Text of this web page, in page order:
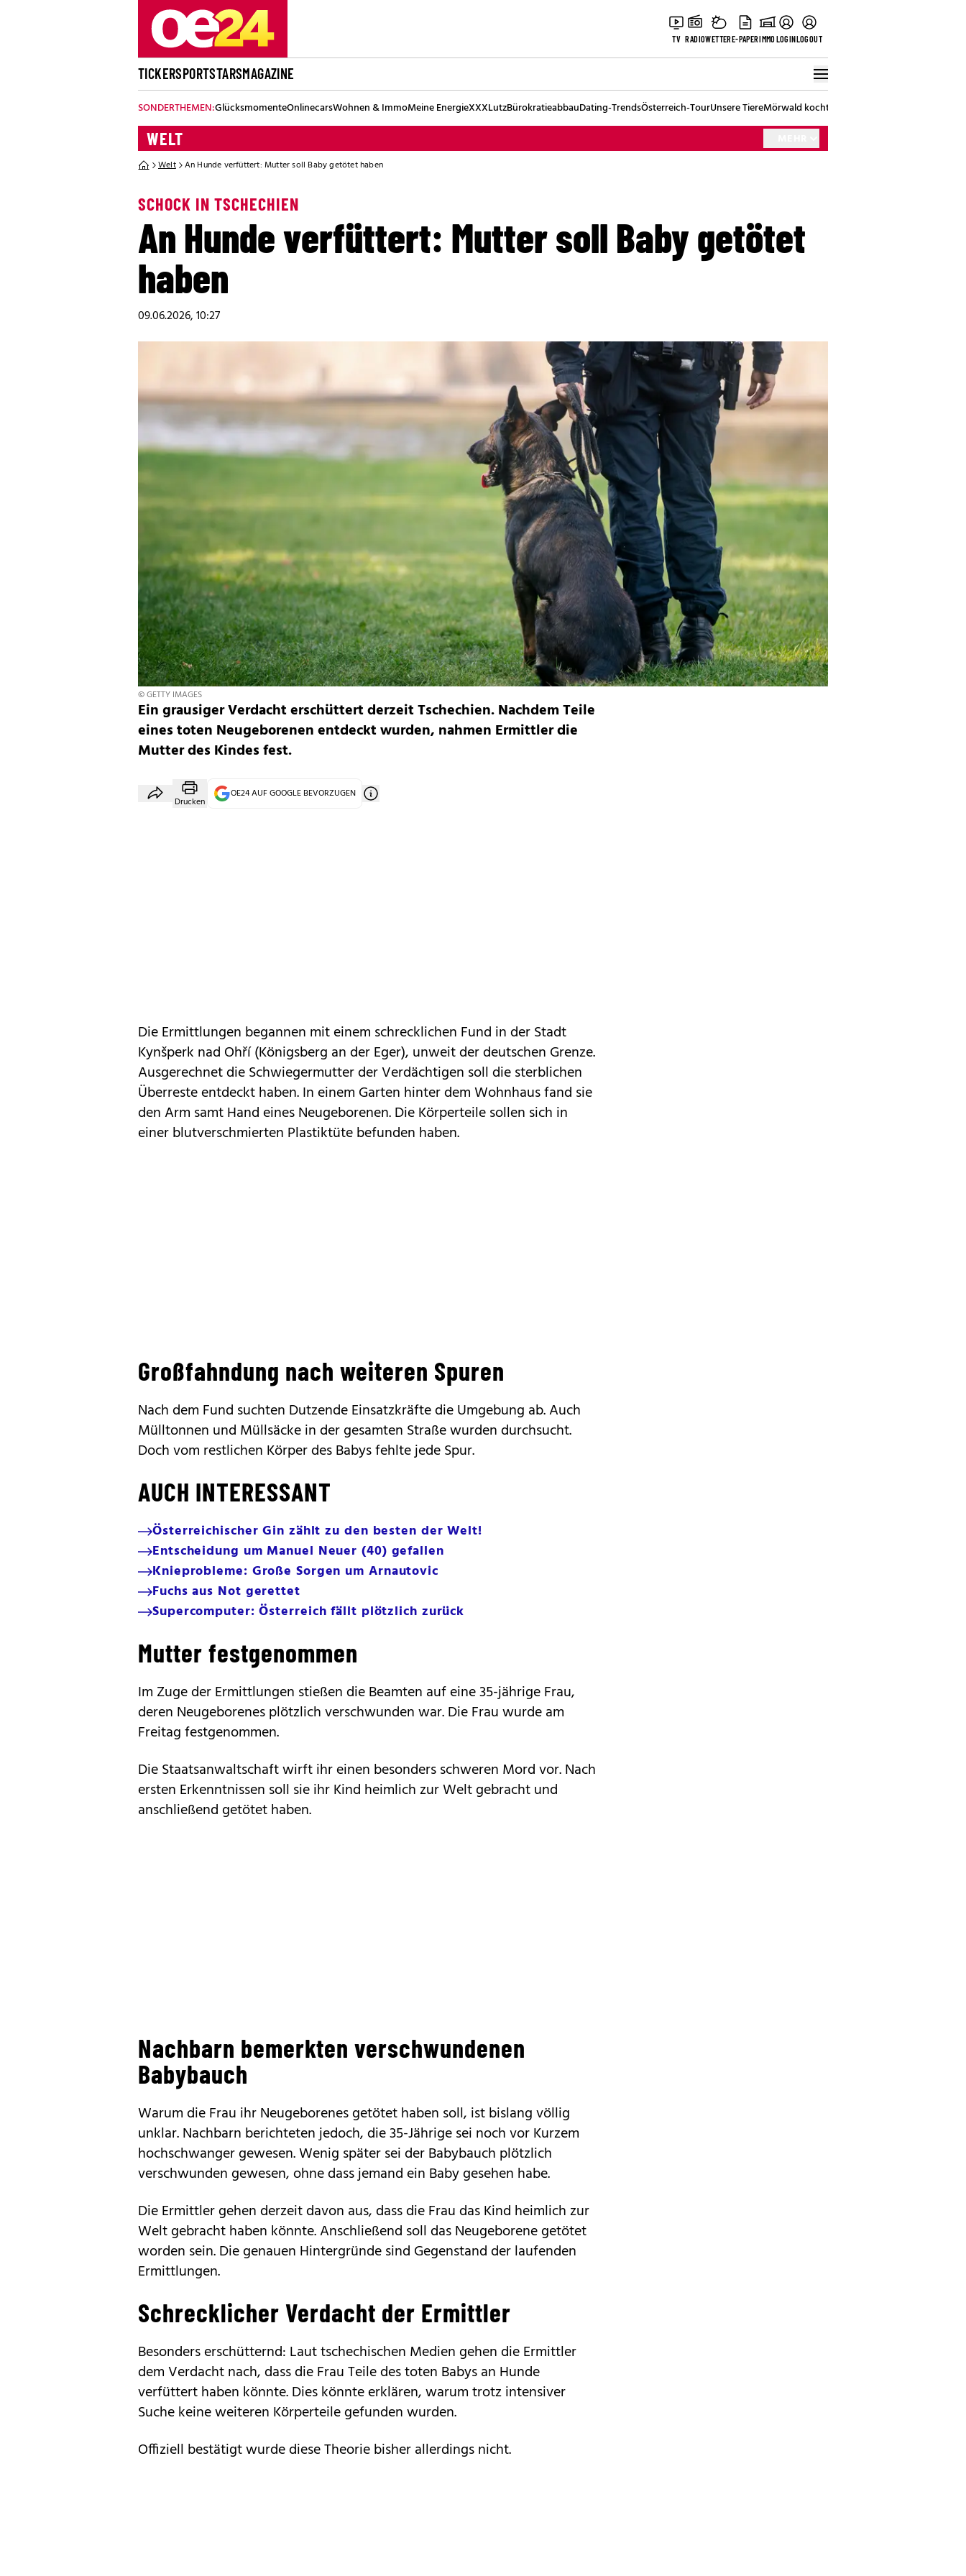
TV RADIOWETTERE-PAPERIMMOLOGINLOGOUT
TICKERSPORTSTARSMAGAZINE
SONDERTHEMEN:GlücksmomenteOnlinecarsWohnen & ImmoMeine EnergieXXXLutzBürokratieabbauDating-TrendsÖsterreich-TourUnsere TiereMörwald kocht
WELT
Welt An Hunde verfüttert: Mutter soll Baby getötet haben
SCHOCK IN TSCHECHIEN
An Hunde verfüttert: Mutter soll Baby getötet
haben
09.06.2026, 10:27
© GETTY IMAGES
Ein grausiger Verdacht erschüttert derzeit Tschechien. Nachdem Teile
eines toten Neugeborenen entdeckt wurden, nahmen Ermittler die
Mutter des Kindes fest.
Drucken
OE24 AUF GOOGLE BEVORZUGEN
Die Ermittlungen begannen mit einem schrecklichen Fund in der Stadt
Kynšperk nad Ohří (Königsberg an der Eger), unweit der deutschen Grenze.
Ausgerechnet die Schwiegermutter der Verdächtigen soll die sterblichen
Überreste entdeckt haben. In einem Garten hinter dem Wohnhaus fand sie
den Arm samt Hand eines Neugeborenen. Die Körperteile sollen sich in
einer blutverschmierten Plastiktüte befunden haben.
Großfahndung nach weiteren Spuren
Nach dem Fund suchten Dutzende Einsatzkräfte die Umgebung ab. Auch
Mülltonnen und Müllsäcke in der gesamten Straße wurden durchsucht.
Doch vom restlichen Körper des Babys fehlte jede Spur.
AUCH INTERESSANT
Österreichischer Gin zählt zu den besten der Welt!
Entscheidung um Manuel Neuer (40) gefallen
Knieprobleme: Große Sorgen um Arnautovic
Fuchs aus Not gerettet
Supercomputer: Österreich fällt plötzlich zurück
Mutter festgenommen
Im Zuge der Ermittlungen stießen die Beamten auf eine 35-jährige Frau,
deren Neugeborenes plötzlich verschwunden war. Die Frau wurde am
Freitag festgenommen.
Die Staatsanwaltschaft wirft ihr einen besonders schweren Mord vor. Nach
ersten Erkenntnissen soll sie ihr Kind heimlich zur Welt gebracht und
anschließend getötet haben.
Nachbarn bemerkten verschwundenen
Babybauch
Warum die Frau ihr Neugeborenes getötet haben soll, ist bislang völlig
unklar. Nachbarn berichteten jedoch, die 35-Jährige sei noch vor Kurzem
hochschwanger gewesen. Wenig später sei der Babybauch plötzlich
verschwunden gewesen, ohne dass jemand ein Baby gesehen habe.
Die Ermittler gehen derzeit davon aus, dass die Frau das Kind heimlich zur
Welt gebracht haben könnte. Anschließend soll das Neugeborene getötet
worden sein. Die genauen Hintergründe sind Gegenstand der laufenden
Ermittlungen.
Schrecklicher Verdacht der Ermittler
Besonders erschütternd: Laut tschechischen Medien gehen die Ermittler
dem Verdacht nach, dass die Frau Teile des toten Babys an Hunde
verfüttert haben könnte. Dies könnte erklären, warum trotz intensiver
Suche keine weiteren Körperteile gefunden wurden.
Offiziell bestätigt wurde diese Theorie bisher allerdings nicht.